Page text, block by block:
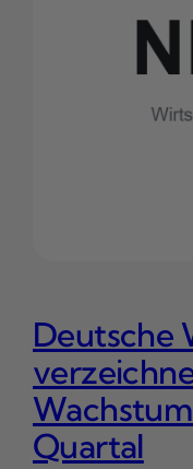
Deutsche
Quartal